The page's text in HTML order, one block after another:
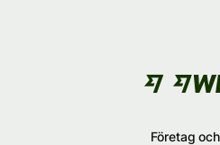
Företag